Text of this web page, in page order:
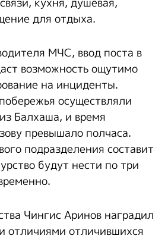
кухня, душевая,
для отдыха.
МЧС, ввод поста в
возможность ощутимо
на инциденты.
осуществляли
Балхаша, и время
превышало полчаса.
подразделения составит
будут нести по три
Чингис Аринов наградил
отличиями отличившихся